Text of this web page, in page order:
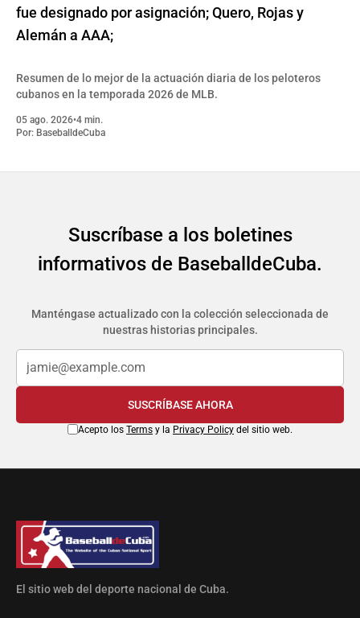
fue designado por asignación; Quero, Rojas y
Alemán a AAA;
Resumen de lo mejor de la actuación diaria de los peloteros
cubanos en la temporada 2026 de MLB.
05 ago. 2026•4 min.
Por: BaseballdeCuba
Suscríbase a los boletines
informativos de BaseballdeCuba.
Manténgase actualizado con la colección seleccionada de
nuestras historias principales.
SUSCRÍBASE AHORA
Acepto los Terms y la Privacy Policy del sitio web.
El sitio web del deporte nacional de Cuba.